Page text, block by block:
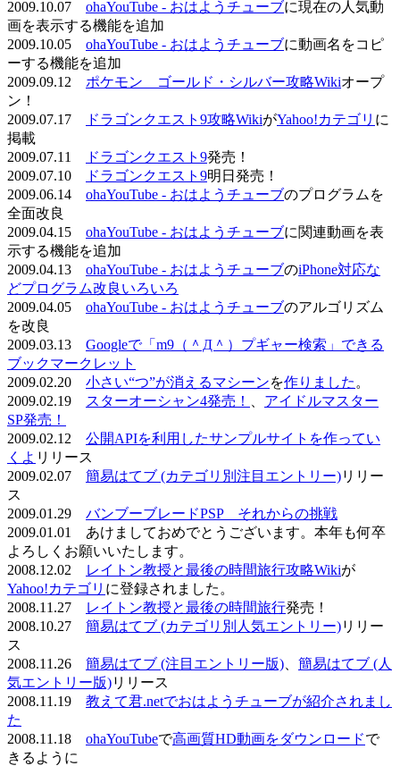
2009.10.07 ohaYouTube - おはようチューブに現在の人気動
画を表示する機能を追加
2009.10.05 ohaYouTube - おはようチューブに動画名をコピ
ーする機能を追加
2009.09.12 ポケモン ゴールド・シルバー攻略Wikiオープ
ン！
2009.07.17
ドラゴンクエスト9攻略WikiがYahoo!カテゴリ に
掲載
2009.07.11
ドラゴンクエスト9発売！
2009.07.10
ドラゴンクエスト9明日発売！
2009.06.14 ohaYouTube - おはようチューブのプログラムを
全面改良
2009.04.15 ohaYouTube - おはようチューブに関連動画を表
示する機能を追加
2009.04.13 ohaYouTube - おはようチューブのiPhone対応な
どプログラム改良いろいろ
2009.04.05 ohaYouTube - おはようチューブのアルゴリズム
を改良
2009.03.13 Googleで「m9（＾Д＾）プギャー検索」できる
ブックマークレット
2009.02.20 小さい“つ”が消えるマシーンを作りました 。
2009.02.19
スターオーシャン4発売！
アイドルマスター
SP発売！
2009.02.12 公開APIを利用したサンプルサイトを作ってい
くよ リリース
2009.02.07 簡易はてブ (カテゴリ別注目エントリー)リリー
ス
2009.01.29 バンブーブレードPSP それからの挑戦
2009.01.01 あけましておめでとうございます。本年も何卒
よろしくお願いいたします。
2008.12.02
レイトン教授と最後の時間旅行攻略Wikiが
Yahoo!カテゴリ に登録されました。
2008.11.27
レイトン教授と最後の時間旅行発売！
2008.10.27 簡易はてブ (カテゴリ別人気エントリー)リリー
ス
2008.11.26 簡易はてブ (注目エントリー版)
簡易はてブ (人
気エントリー版)リリース
2008.11.19 教えて君.netでおはようチューブが紹介されまし
た
2008.11.18 ohaYouTubeで高画質HD動画をダウンロードで
きるように